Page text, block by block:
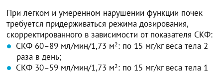
При легком и умеренном нарушении функции почек
требуется придерживаться режима дозирования,
скорректированного в зависимости от показателя СКФ:
СКФ 60–89 мл/мин/1,73 м2: по 15 мг/кг веса тела 2
раза в день;
СКФ 30–59 мл/мин/1,73 м2: по 15 мг/кг веса тела 1